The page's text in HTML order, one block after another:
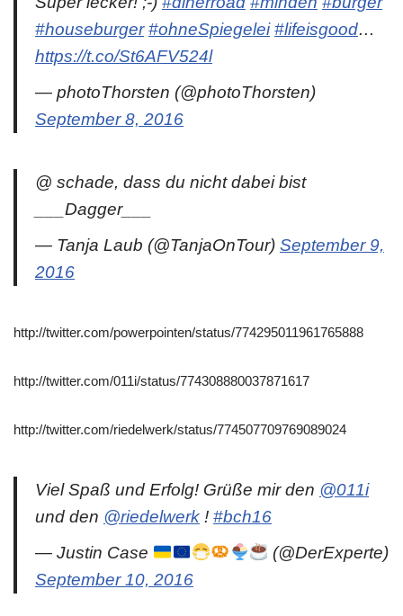
#houseburger #ohneSpiegelei #lifeisgood…
https://t.co/St6AFV524l
— photoThorsten (@photoThorsten)
September 8, 2016
@ schade, dass du nicht dabei bist
___Dagger___
— Tanja Laub (@TanjaOnTour) September 9,
2016
http://twitter.com/powerpointen/status/774295011961765888
http://twitter.com/011i/status/774308880037871617
http://twitter.com/riedelwerk/status/774507709769089024
Viel Spaß und Erfolg! Grüße mir den @011i
und den @riedelwerk ! #bch16
— Justin Case
(@DerExperte)
September 10, 2016